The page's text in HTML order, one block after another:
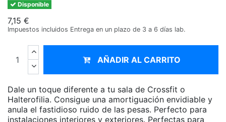
Disponible
7,15 €
Impuestos incluidos Entrega en un plazo de 3 a 6 días lab.
AÑADIR AL CARRITO
Dale un toque diferente a tu sala de Crossfit o
Halterofilia. Consigue una amortiguación envidiable y
anula el fastidioso ruido de las pesas. Perfecto para
instalaciones interiores y exteriores. Perfectas para